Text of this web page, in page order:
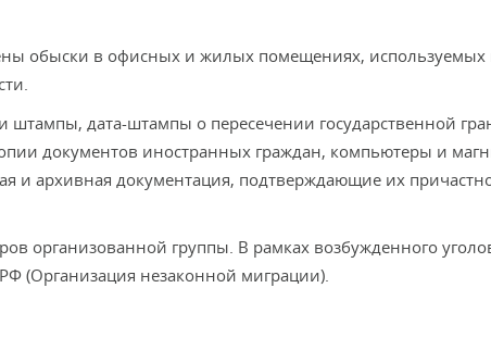
обыски в офисных и жилых помещениях, используемых
дата-штампы о пересечении государственной
документов иностранных граждан, компьютеры и
и архивная документация, подтверждающие их
организованной группы. В рамках возбужденного
(Организация незаконной миграции).